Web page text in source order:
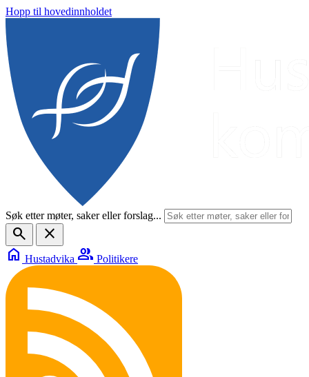
Hopp til hovedinnholdet
Søk etter møter, saker eller forslag...
search
close
home Hustadvika group Politikere